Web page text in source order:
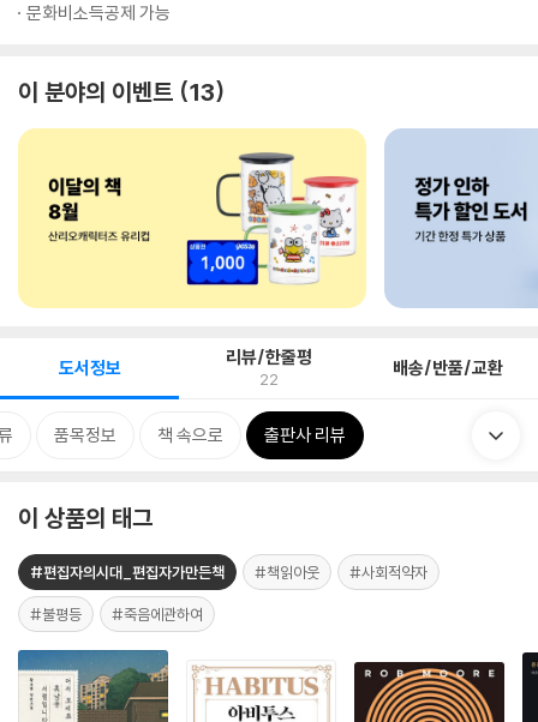
문화비소득공제 가능
이 분야의 이벤트 13
도서정보 리뷰/한줄평
22 배송/반품/교환
품목정보 책 속으로 출판사 리뷰
이 상품의 태그
#편집자의시대_편집자가만든책 #책읽아웃 #사회적약자
#불평등 #죽음에관하여